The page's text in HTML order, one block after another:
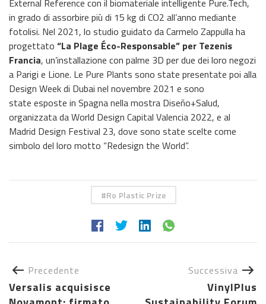
External Reference con il biomateriale intelligente Pure.Tech,
in grado di assorbire più di 15 kg di CO2 all’anno mediante
fotolisi. Nel 2021, lo studio guidato da Carmelo Zappulla ha
progettato “La Plage Éco-Responsable” per Tezenis
Francia, un’installazione con palme 3D per due dei loro negozi
a Parigi e Lione. Le Pure Plants sono state presentate poi alla
Design Week di Dubai nel novembre 2021 e sono
state esposte in Spagna nella mostra Diseño+Salud,
organizzata da World Design Capital Valencia 2022, e al
Madrid Design Festival 23, dove sono state scelte come
simbolo del loro motto “Redesign the World”.
Ro Plastic Prize
Precedente
Versalis acquisisce
Successiva
VinylPlus